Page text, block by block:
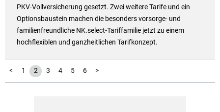
PKV-Vollversicherung gesetzt. Zwei weitere Tarife und ein
Optionsbaustein machen die besonders vorsorge- und
familienfreundliche NK.select-Tariffamilie jetzt zu einem
hochflexiblen und ganzheitlichen Tarifkonzept.
< 1 2 3 4 5 6 >